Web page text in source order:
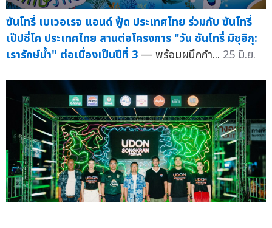
ซันโทรี่ เบเวอเรจ แอนด์ ฟู้ด ประเทศไทย ร่วมกับ ซันโทรี่
เป๊ปซี่โค ประเทศไทย สานต่อโครงการ "วัน ซันโทรี่ มิซุอิกุ:
เรารักษ์น้ำ" ต่อเนื่องเป็นปีที่ 3 — พร้อมผนึกกำ... 25 มิ.ย.